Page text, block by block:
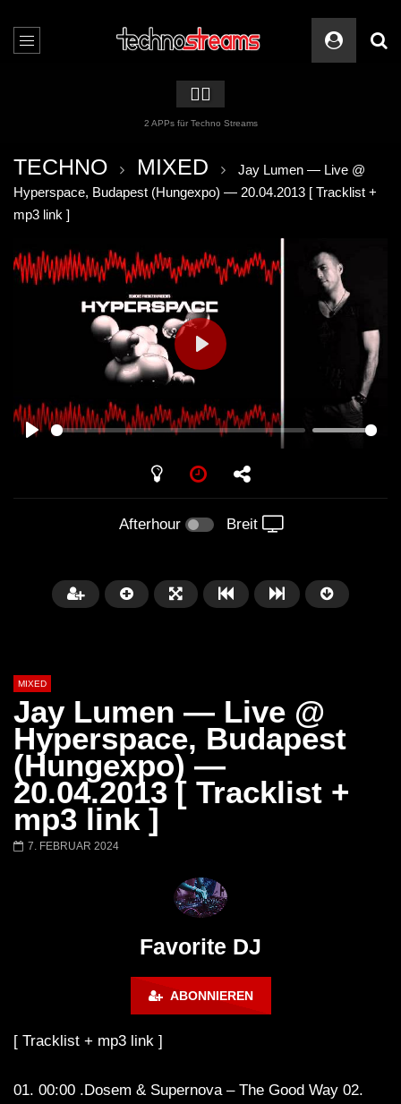
🏳️‍🌈
2 APPs für Techno Streams
TECHNO MIXED
Jay Lumen — Live @
Hyperspace, Budapest (Hungexpo) — 20.04.2013 [ Tracklist +
mp3 link ]
PLAY
Afterhour Breit
Barbara Lago @ Kappa
FuturFestival 2024
THEMBA @
MIXED
Jay Lumen — Live @
Hyperspace, Budapest
(Hungexpo) —
20.04.2013 [ Tracklist +
mp3 link ]
7. FEBRUAR 2024
Favorite DJ
ABONNIEREN
[ Tracklist + mp3 link ]
01. 00:00 .Dosem & Supernova – The Good Way 02.